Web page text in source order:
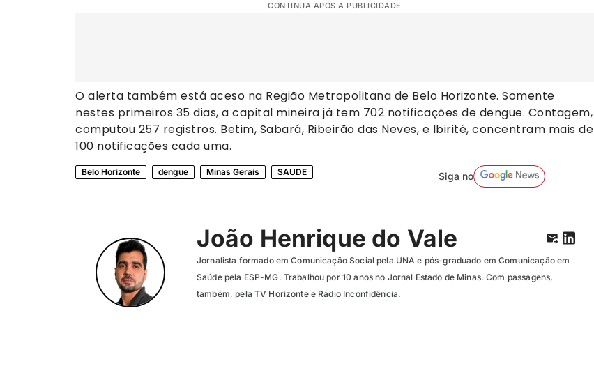
CONTINUA APÓS A PUBLICIDADE
O alerta também está aceso na Região Metropolitana de Belo Horizonte. Somente
nestes primeiros 35 dias, a capital mineira já tem 702 notificações de dengue. Contagem,
computou 257 registros. Betim, Sabará, Ribeirão das Neves, e Ibirité, concentram mais de
100 notificações cada uma.
Belo Horizonte dengue Minas Gerais SAUDE Siga no
João Henrique do Vale
Jornalista formado em Comunicação Social pela UNA e pós-graduado em Comunicação em
Saúde pela ESP-MG. Trabalhou por 10 anos no Jornal Estado de Minas. Com passagens,
também, pela TV Horizonte e Rádio Inconfidência.